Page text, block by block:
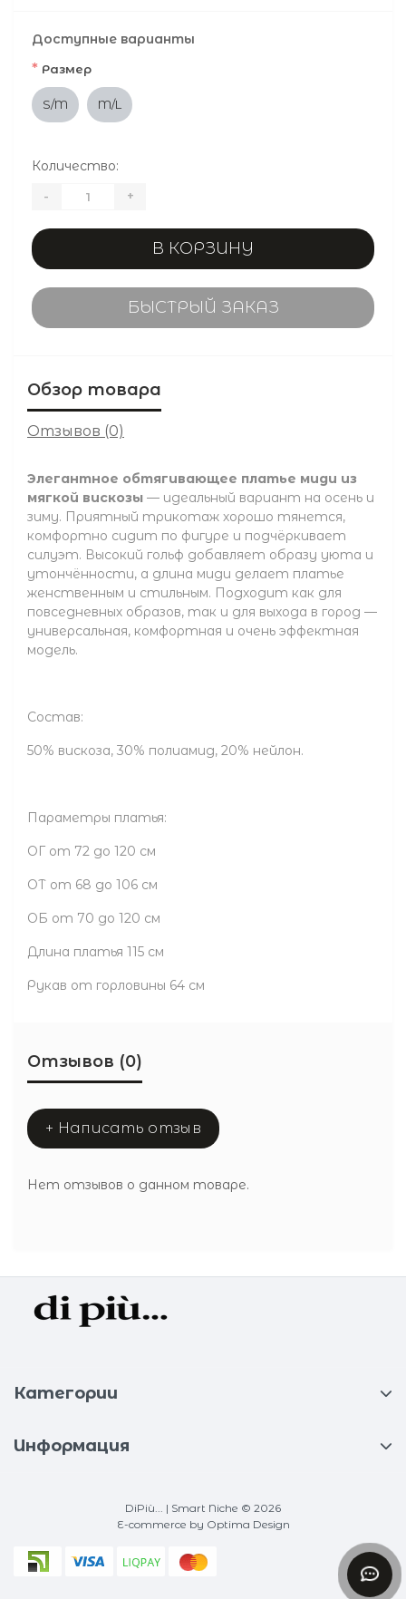
Доступные варианты
* Размер
S/M M/L
Количество:
- +
В КОРЗИНУ
БЫСТРЫЙ ЗАКАЗ
Обзор товара
Отзывов (0)
Элегантное обтягивающее платье миди из
мягкой вискозы — идеальный вариант на осень и
зиму. Приятный трикотаж хорошо тянется,
комфортно сидит по фигуре и подчёркивает
силуэт. Высокий гольф добавляет образу уюта и
утончённости, а длина миди делает платье
женственным и стильным. Подходит как для
повседневных образов, так и для выхода в город —
универсальная, комфортная и очень эффектная
модель.
Состав:
50% вискоза, 30% полиамид, 20% нейлон.
Параметры платья:
ОГ от 72 до 120 см
ОТ от 68 до 106 см
ОБ от 70 до 120 см
Длина платья 115 см
Рукав от горловины 64 см
Отзывов (0)
+ Написать отзыв
Нет отзывов о данном товаре.
Категории
Информация
DiPiù... | Smart Niche © 2026
E-commerce by Optima Design